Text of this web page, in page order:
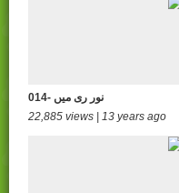
014- نور ری میں
22,885 views | 13 years ago